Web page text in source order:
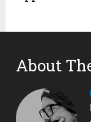
About